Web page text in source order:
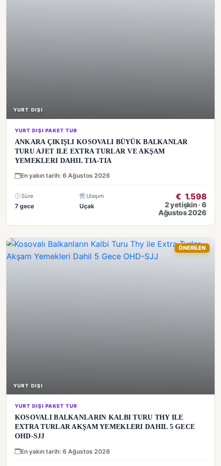
YURT DIŞI
YURT DIŞI PAKET TUR
ANKARA ÇIKIŞLI KOSOVALI BÜYÜK BALKANLAR
TURU AJET ILE EXTRA TURLAR VE AKŞAM
YEMEKLERI DAHIL TIA-TIA
En yakın tarih: 6 Ağustos 2026
Süre
7 gece
Ulaşım
Uçak
€ 1.598
2 yetişkin · 6
Ağustos 2026
YURT DIŞI
ÖNERİLEN
YURT DIŞI PAKET TUR
KOSOVALI BALKANLARIN KALBI TURU THY ILE
EXTRA TURLAR AKŞAM YEMEKLERI DAHIL 5 GECE
OHD-SJJ
En yakın tarih: 6 Ağustos 2026